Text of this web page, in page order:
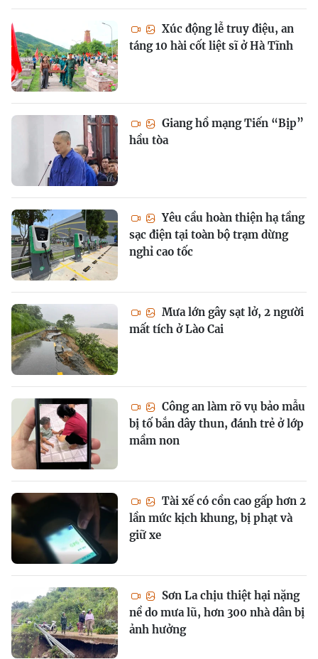
Xúc động lễ truy điệu, an
táng 10 hài cốt liệt sĩ ở Hà Tĩnh
Giang hồ mạng Tiến “Bịp”
hầu tòa
Yêu cầu hoàn thiện hạ tầng
sạc điện tại toàn bộ trạm dừng
nghỉ cao tốc
Mưa lớn gây sạt lở, 2 người
mất tích ở Lào Cai
Công an làm rõ vụ bảo mẫu
bị tố bắn dây thun, đánh trẻ ở lớp
mầm non
Tài xế có cồn cao gấp hơn 2
lần mức kịch khung, bị phạt và
giữ xe
Sơn La chịu thiệt hại nặng
nề do mưa lũ, hơn 300 nhà dân bị
ảnh hưởng